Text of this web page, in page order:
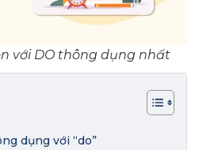
với DO thông dụng nhất
dụng với “do”